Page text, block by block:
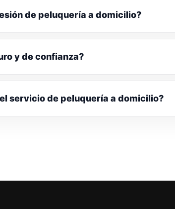
de peluquería a domicilio?
y de confianza?
servicio de peluquería a domicilio?